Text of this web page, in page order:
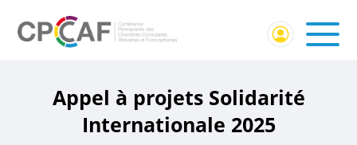
Appel à projets Solidarité
Internationale 2025